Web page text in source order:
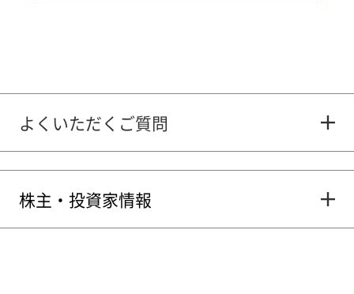
よくいただくご質問
株主・投資家情報